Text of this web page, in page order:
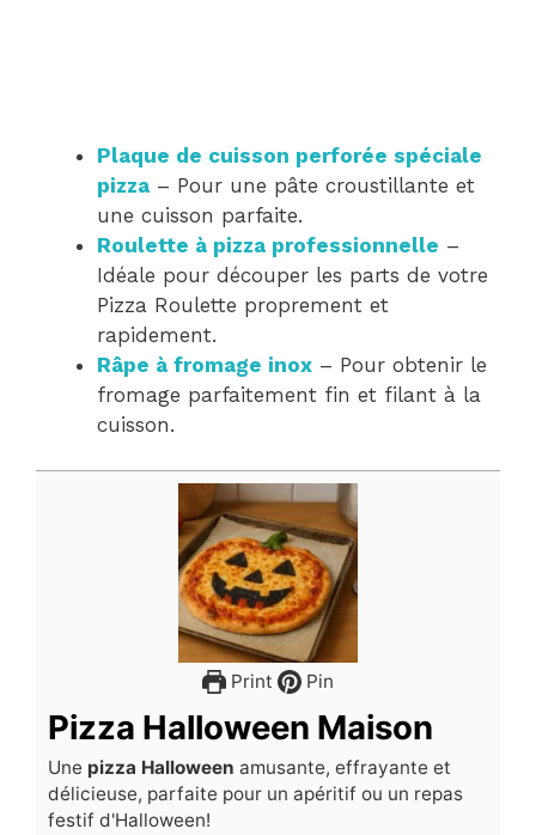
Plaque de cuisson perforée spéciale
pizza – Pour une pâte croustillante et
une cuisson parfaite.
Roulette à pizza professionnelle –
Idéale pour découper les parts de votre
Pizza Roulette proprement et
rapidement.
Râpe à fromage inox – Pour obtenir le
fromage parfaitement fin et filant à la
cuisson.
Print Pin
Pizza Halloween Maison
Une pizza Halloween amusante, effrayante et
délicieuse, parfaite pour un apéritif ou un repas
festif d'Halloween!